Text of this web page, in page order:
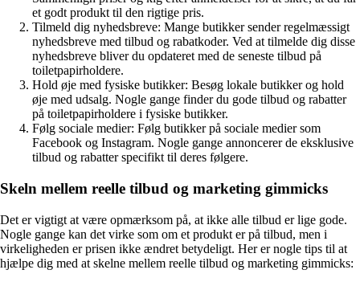
et godt produkt til den rigtige pris.
Tilmeld dig nyhedsbreve: Mange butikker sender regelmæssigt
nyhedsbreve med tilbud og rabatkoder. Ved at tilmelde dig disse
nyhedsbreve bliver du opdateret med de seneste tilbud på
toiletpapirholdere.
Hold øje med fysiske butikker: Besøg lokale butikker og hold
øje med udsalg. Nogle gange finder du gode tilbud og rabatter
på toiletpapirholdere i fysiske butikker.
Følg sociale medier: Følg butikker på sociale medier som
Facebook og Instagram. Nogle gange annoncerer de eksklusive
tilbud og rabatter specifikt til deres følgere.
Skeln mellem reelle tilbud og marketing gimmicks
Det er vigtigt at være opmærksom på, at ikke alle tilbud er lige gode.
Nogle gange kan det virke som om et produkt er på tilbud, men i
virkeligheden er prisen ikke ændret betydeligt. Her er nogle tips til at
hjælpe dig med at skelne mellem reelle tilbud og marketing gimmicks: